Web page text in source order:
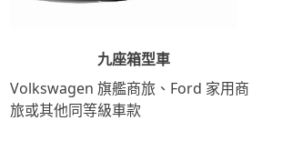
九座箱型車
Volkswagen 旗艦商旅、Ford 家用商
旅或其他同等級車款